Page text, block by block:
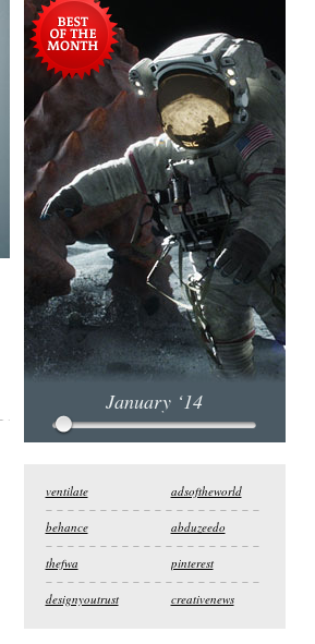
January ‘14
ventilate adsoftheworld
behance abduzeedo
thefwa pinterest
designyoutrust creativenews